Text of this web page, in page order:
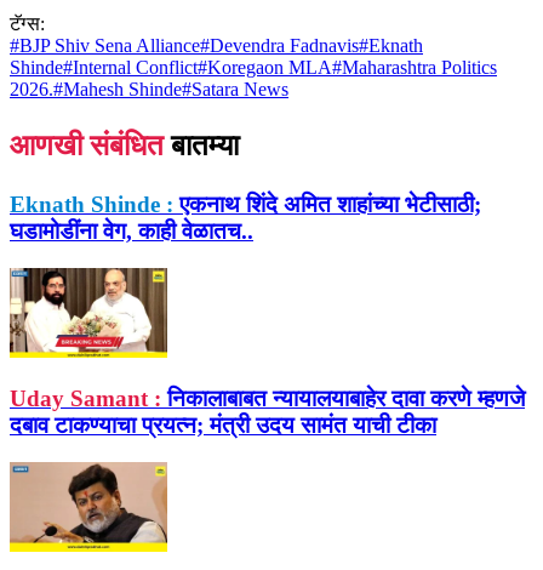
टॅग्स:
#BJP Shiv Sena Alliance#Devendra Fadnavis#Eknath
Shinde#Internal Conflict#Koregaon MLA#Maharashtra Politics
2026.#Mahesh Shinde#Satara News
आणखी संबंधित बातम्या
Eknath Shinde : एकनाथ शिंदे अमित शाहांच्या भेटीसाठी;
घडामोडींना वेग, काही वेळातच..
Uday Samant : निकालाबाबत न्यायालयाबाहेर दावा करणे म्हणजे
दबाव टाकण्याचा प्रयत्न; मंत्री उदय सामंत याची टीका